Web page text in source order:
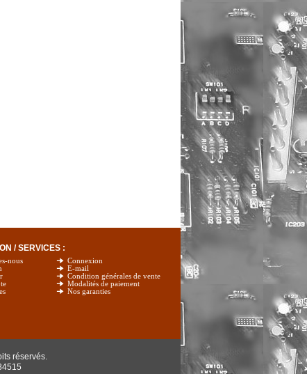
/ SERVICES :
nous
Connexion
E-mail
Condition générales de vente
Modalités de paiement
Nos garanties
réservés.